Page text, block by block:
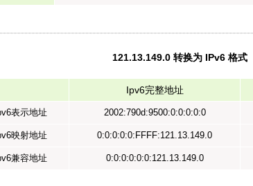
121.13.149.0 转换为 IPv6 格式
Ipv6完整地址
表示地址 2002:790d:9500:0:0:0:0:0
映射地址 0:0:0:0:0:FFFF:121.13.149.0
兼容地址 0:0:0:0:0:0:121.13.149.0